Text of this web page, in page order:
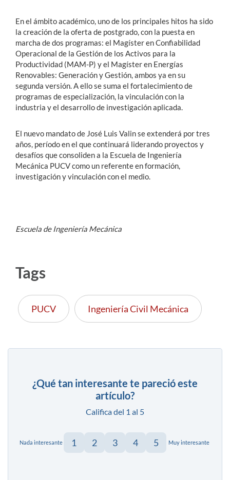
En el ámbito académico, uno de los principales hitos ha sido
la creación de la oferta de postgrado, con la puesta en
marcha de dos programas: el Magíster en Confiabilidad
Operacional de la Gestión de los Activos para la
Productividad (MAM-P) y el Magíster en Energías
Renovables: Generación y Gestión, ambos ya en su
segunda versión. A ello se suma el fortalecimiento de
programas de especialización, la vinculación con la
industria y el desarrollo de investigación aplicada.
El nuevo mandato de José Luis Valin se extenderá por tres
años, período en el que continuará liderando proyectos y
desafíos que consoliden a la Escuela de Ingeniería
Mecánica PUCV como un referente en formación,
investigación y vinculación con el medio.
Escuela de Ingeniería Mecánica
Tags
PUCV Ingeniería Civil Mecánica
¿Qué tan interesante te pareció este
artículo?
Califica del 1 al 5
Nada interesante 1 2 3 4 5 Muy interesante